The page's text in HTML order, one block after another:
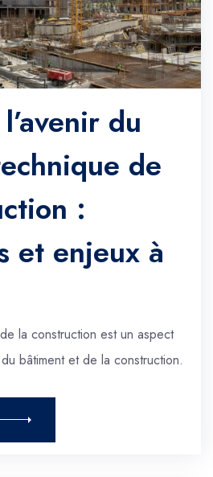
du
de
:
et enjeux à
la construction est un aspect
bâtiment et de la construction.